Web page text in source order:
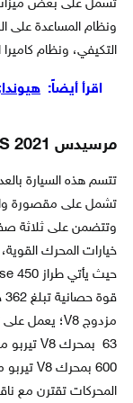
تشمل على بعض ميزات
ونظام المساعدة على
التكيفي، ونظام كاميرا
اقرأ أيضاً:
مرسيدس GLS 2021
تتسم هذه السيارة
تشمل على مقصورة
وتتضمن على ثلاثة
خيارات المحرك
المحركات تقترن مع